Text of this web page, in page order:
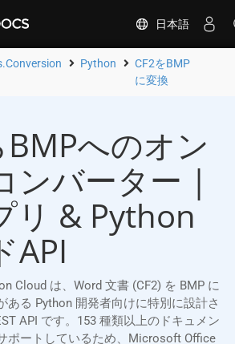
日本語
Python
CF2をBMP
に変換
BMPへのオン
ンバーター |
リ & Python
API
Cloud は、Word 文書 (CF2) を BMP に
ある Python 開発者向けに特別に設計さ
API です。153 種類以上のドキュメン
ポートしているため、Microsoft Office